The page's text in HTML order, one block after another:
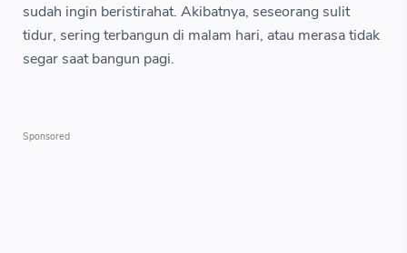
sudah ingin beristirahat. Akibatnya, seseorang sulit
tidur, sering terbangun di malam hari, atau merasa tidak
segar saat bangun pagi.